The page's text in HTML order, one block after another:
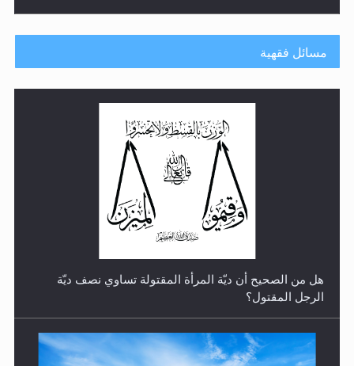
رأيٌ في لغة المسيح الموعود عليه السلام.. 4...
مسائل فقهية
هل من الصحيح أن ديّة المرأة المقتولة تساوي نصف ديّة
الرجل المقتول؟